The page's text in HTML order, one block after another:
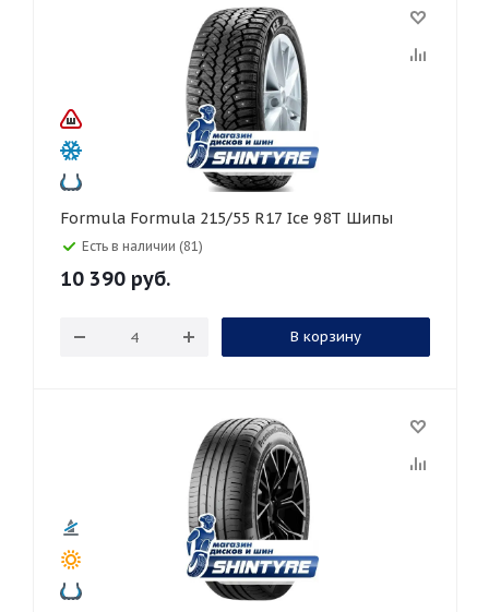
Formula Formula 215/55 R17 Ice 98T Шипы
Есть в наличии (81)
10 390 руб.
В корзину